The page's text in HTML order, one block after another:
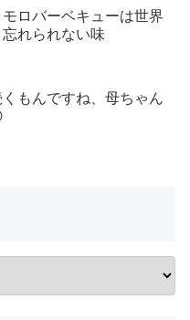
ロバーベキューは世界
れられない味
もんですね、母ちゃん